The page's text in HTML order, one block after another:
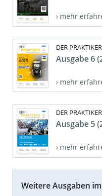
› mehr
DER PRAKTIKER
Ausgabe 6
› mehr
DER PRAKTIKER
Ausgabe 5
› mehr
Weitere Ausgaben